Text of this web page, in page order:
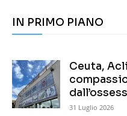
IN PRIMO PIANO
Ceuta,
31 Luglio 2026